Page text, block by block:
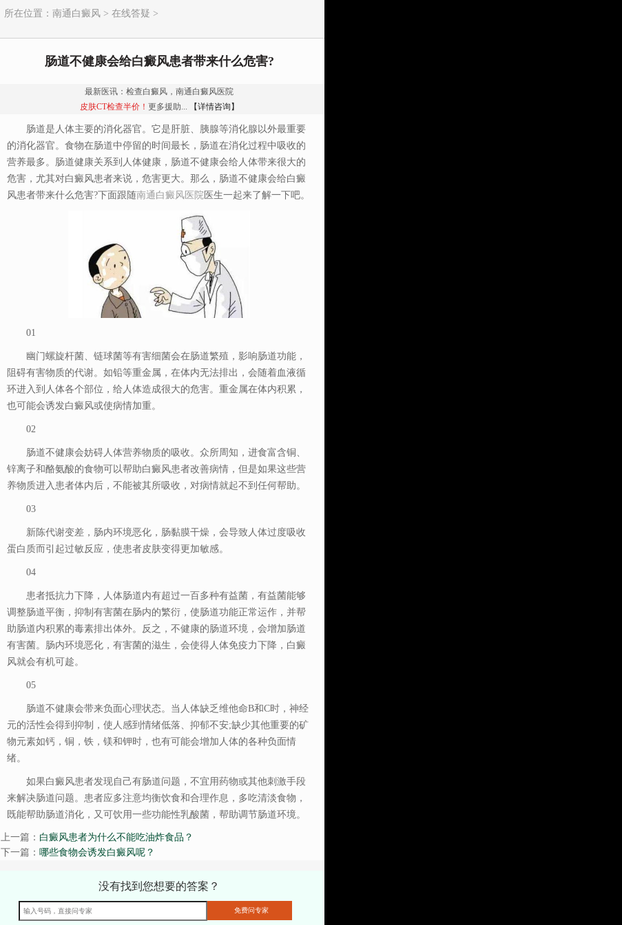
所在位置： 南通白癜风 > 在线答疑 >
肠道不健康会给白癜风患者带来什么危害?
最新医讯：检查白癜风，南通白癜风医院
皮肤CT检查半价！ 更多援助... 【详情咨询】
肠道是人体主要的消化器官。它是肝脏、胰腺等消化腺以外最重要
的消化器官。食物在肠道中停留的时间最长，肠道在消化过程中吸收的
营养最多。肠道健康关系到人体健康，肠道不健康会给人体带来很大的
危害，尤其对白癜风患者来说，危害更大。那么，肠道不健康会给白癜
风患者带来什么危害?下面跟随南通白癜风医院 医生一起来了解一下吧。
01
幽门螺旋杆菌、链球菌等有害细菌会在肠道繁殖，影响肠道功能，
阻碍有害物质的代谢。如铅等重金属，在体内无法排出，会随着血液循
环进入到人体各个部位，给人体造成很大的危害。重金属在体内积累，
也可能会诱发白癜风或使病情加重。
02
肠道不健康会妨碍人体营养物质的吸收。众所周知，进食富含铜、
锌离子和酪氨酸的食物可以帮助白癜风患者改善病情，但是如果这些营
养物质进入患者体内后，不能被其所吸收，对病情就起不到任何帮助。
03
新陈代谢变差，肠内环境恶化，肠黏膜干燥，会导致人体过度吸收
蛋白质而引起过敏反应，使患者皮肤变得更加敏感。
04
患者抵抗力下降，人体肠道内有超过一百多种有益菌，有益菌能够
调整肠道平衡，抑制有害菌在肠内的繁衍，使肠道功能正常运作，并帮
助肠道内积累的毒素排出体外。反之，不健康的肠道环境，会增加肠道
有害菌。肠内环境恶化，有害菌的滋生，会使得人体免疫力下降，白癜
风就会有机可趁。
05
肠道不健康会带来负面心理状态。当人体缺乏维他命B和C时，神经
元的活性会得到抑制，使人感到情绪低落、抑郁不安;缺少其他重要的矿
物元素如钙，铜，铁，镁和钾时，也有可能会增加人体的各种负面情
绪。
如果白癜风患者发现自己有肠道问题，不宜用药物或其他刺激手段
来解决肠道问题。患者应多注意均衡饮食和合理作息，多吃清淡食物，
既能帮助肠道消化，又可饮用一些功能性乳酸菌，帮助调节肠道环境。
上一篇： 白癜风患者为什么不能吃油炸食品？
下一篇： 哪些食物会诱发白癜风呢？
没有找到您想要的答案？